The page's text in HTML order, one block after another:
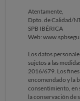
Atentamente,
Dpto. de Calidad/
SPB IBÉRICA
Web:
Los datos
sujetos a las
2016/679. Los
encomendado y la
consentimiento, en
la conservación de